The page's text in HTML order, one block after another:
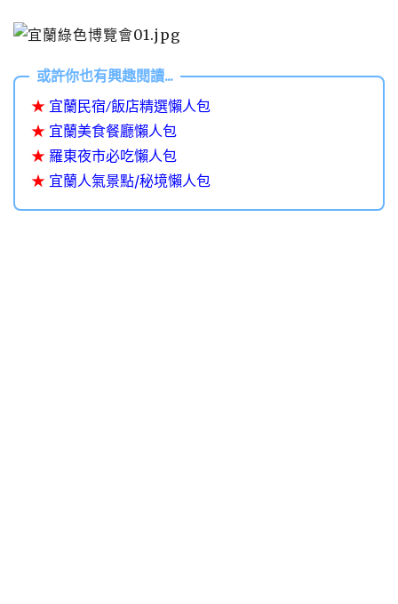
★ 宜蘭民宿/飯店精選懶人包
★ 宜蘭美食餐廳懶人包
★ 羅東夜市必吃懶人包
★ 宜蘭人氣景點/秘境懶人包